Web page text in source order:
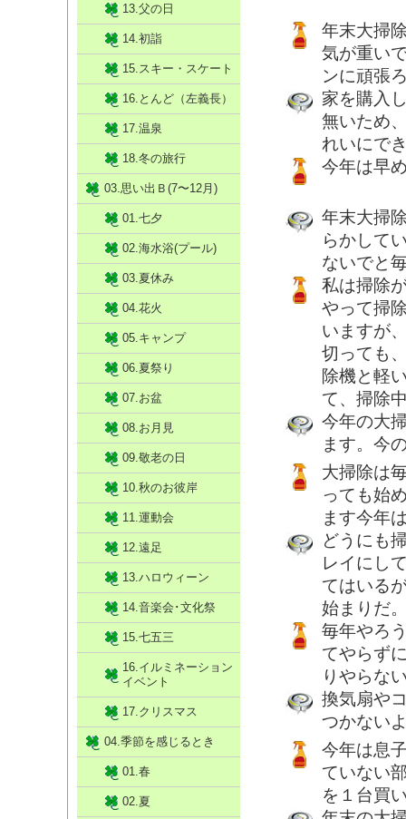
年末大掃
気が重い
ンに頑張
家を購入
無いため
れいにで
今年は早
年末大掃
らかして
ないでと
私は掃除
やって掃
いますが
切っても
除機と軽
て、掃除
今年の大
ます。今
大掃除は
っても始
ます今年
どうにも
レイにし
てはいる
始まりだ
毎年やろ
てやらず
りやらな
換気扇や
つかない
今年は息
ていない
を１台買
13.父の日
14.初詣
15.スキー・スケート
16.とんど（左義長）
17.温泉
18.冬の旅行
03.思い出Ｂ(7〜12月)
01.七夕
02.海水浴(プール)
03.夏休み
04.花火
05.キャンプ
06.夏祭り
07.お盆
08.お月見
09.敬老の日
10.秋のお彼岸
11.運動会
12.遠足
13.ハロウィーン
14.音楽会･文化祭
15.七五三
16.イルミネーション
イベント
17.クリスマス
04.季節を感じるとき
01.春
02.夏